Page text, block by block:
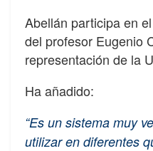
Abellán participa en
del profesor Eugenio
representación de la
Ha añadido:
“Es un sistema muy
utilizar en diferentes